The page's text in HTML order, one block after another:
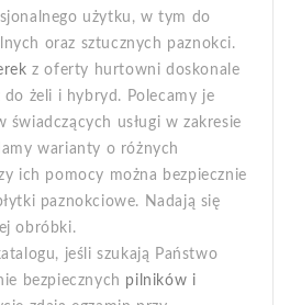
użytku, w tym do
oraz sztucznych paznokci.
z oferty hurtowni doskonale
żeli i hybryd. Polecamy je
świadczących usługi w zakresie
warianty o różnych
ich pomocy można bezpiecznie
paznokciowe. Nadają się
obróbki.
jeśli szukają Państwo
bezpiecznych pilników i